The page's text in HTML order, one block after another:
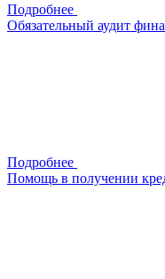
Подробнее
Обязательный аудит
Подробнее
Помощь в получении